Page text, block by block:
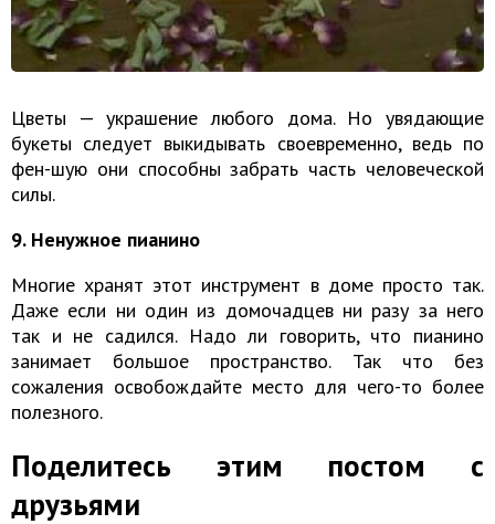
Цветы — украшение любого дома. Но увядающие
букеты следует выкидывать своевременно, ведь по
фен-шую они способны забрать часть человеческой
силы.
9. Ненужное пианино
Многие хранят этот инструмент в доме просто так.
Даже если ни один из домочадцев ни разу за него
так и не садился. Надо ли говорить, что пианино
занимает большое пространство. Так что без
сожаления освобождайте место для чего-то более
полезного.
Поделитесь этим постом с
друзьями